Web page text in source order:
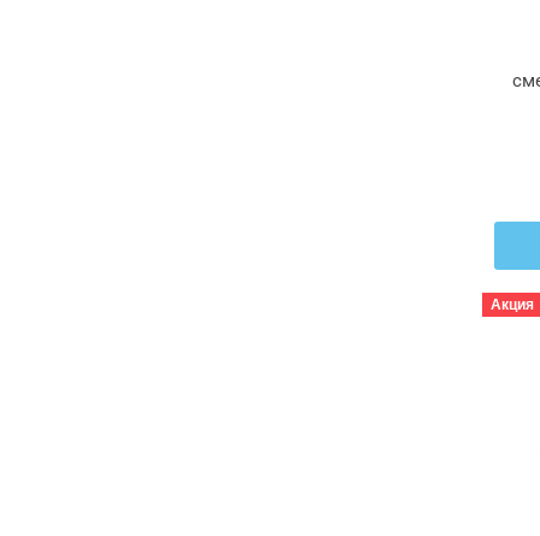
Акция